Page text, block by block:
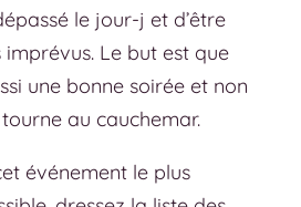
le jour-j et d’être
Le but est que
une bonne soirée et non
au cauchemar.
événement le plus